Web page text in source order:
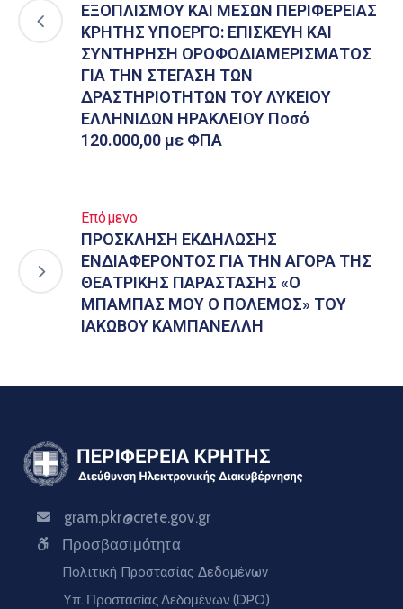
ΕΞΟΠΛΙΣΜΟΥ ΚΑΙ ΜΕΣΩΝ ΠΕΡΙΦΕΡΕΙΑΣ
ΚΡΗΤΗΣ ΥΠΟΕΡΓΟ: EΠΙΣΚΕΥΗ ΚΑΙ
ΣΥΝΤΗΡΗΣΗ ΟΡΟΦΟΔΙΑΜΕΡΙΣΜΑΤΟΣ
ΓΙΑ ΤΗΝ ΣΤΕΓΑΣΗ ΤΩΝ
ΔΡΑΣΤΗΡΙΟΤΗΤΩΝ ΤΟΥ ΛΥΚΕΙΟΥ
ΕΛΛΗΝΙΔΩΝ ΗΡΑΚΛΕΙΟΥ Ποσό
120.000,00 με ΦΠΑ
Επόμενο
ΠΡΟΣΚΛΗΣΗ ΕΚΔΗΛΩΣΗΣ
ΕΝΔΙΑΦΕΡΟΝΤΟΣ ΓΙΑ ΤΗΝ ΑΓΟΡΑ ΤΗΣ
ΘΕΑΤΡΙΚΗΣ ΠΑΡΑΣΤΑΣΗΣ «Ο
ΜΠΑΜΠΑΣ ΜΟΥ Ο ΠΟΛΕΜΟΣ» ΤΟΥ
ΙΑΚΩΒΟΥ ΚΑΜΠΑΝΕΛΛΗ
gram.pkr@crete.gov.gr
Προσβασιμότητα
Πολιτική Προστασίας Δεδομένων
Υπ. Προστασίας Δεδομένων (DPO)